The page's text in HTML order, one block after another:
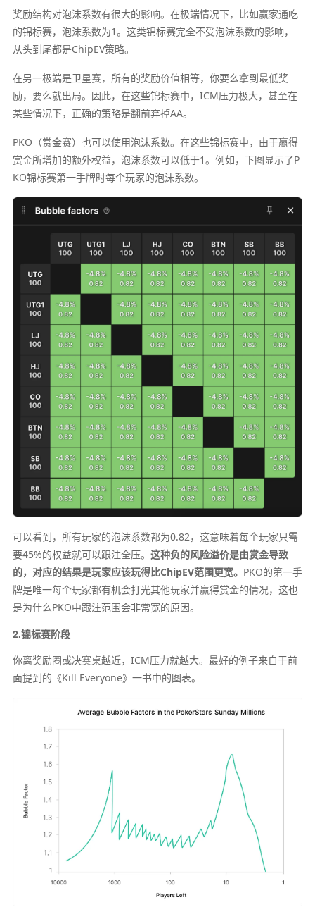
奖励结构对泡沫系数有很大的影响。在极端情况下，比如赢家通吃
的锦标赛，泡沫系数为1。这类锦标赛完全不受泡沫系数的影响，
从头到尾都是ChipEV策略。
在另一极端是卫星赛，所有的奖励价值相等，你要么拿到最低奖
励，要么就出局。因此，在这些锦标赛中，ICM压力极大，甚至在
某些情况下，正确的策略是翻前弃掉AA。
PKO（赏金赛）也可以使用泡沫系数。在这些锦标赛中，由于赢得
赏金所增加的额外权益，泡沫系数可以低于1。例如，下图显示了P
KO锦标赛第一手牌时每个玩家的泡沫系数。
可以看到，所有玩家的泡沫系数都为0.82，这意味着每个玩家只需
要45%的权益就可以跟注全压。 这种负的风险溢价是由赏金导致
的，对应的结果是玩家应该玩得比ChipEV范围更宽。 PKO的第一手
牌是唯一每个玩家都有机会打光其他玩家并赢得赏金的情况，这也
是为什么PKO中跟注范围会非常宽的原因。
2.锦标赛阶段
你离奖励圈或决赛桌越近，ICM压力就越大。最好的例子来自于前
面提到的《Kill Everyone》一书中的图表。